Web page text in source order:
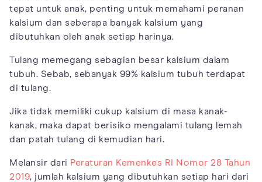
tepat untuk anak, penting untuk memahami peranan
kalsium dan seberapa banyak kalsium yang
dibutuhkan oleh anak setiap harinya.
Tulang memegang sebagian besar kalsium dalam
tubuh. Sebab, sebanyak 99% kalsium tubuh terdapat
di tulang.
Jika tidak memiliki cukup kalsium di masa kanak-
kanak, maka dapat berisiko mengalami tulang lemah
dan patah tulang di kemudian hari.
Melansir dari Peraturan Kemenkes RI Nomor 28 Tahun
2019, jumlah kalsium yang dibutuhkan setiap hari dari